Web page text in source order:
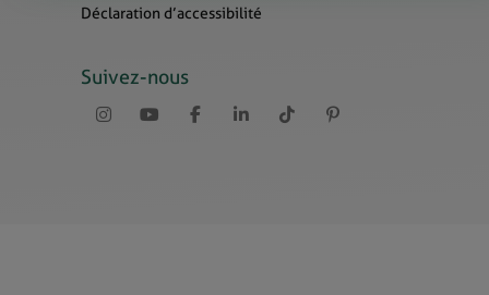
Déclaration d’accessibilité
Suivez-nous